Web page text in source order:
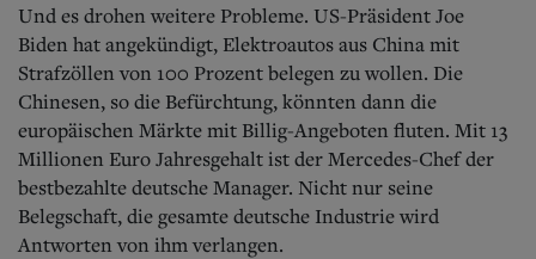
Und es drohen weitere Probleme. US-Präsident Joe
Biden hat angekündigt, Elektroautos aus China mit
Strafzöllen von 100 Prozent belegen zu wollen. Die
Chinesen, so die Befürchtung, könnten dann die
europäischen Märkte mit Billig-Angeboten fluten. Mit 13
Millionen Euro Jahresgehalt ist der Mercedes-Chef der
bestbezahlte deutsche Manager. Nicht nur seine
Belegschaft, die gesamte deutsche Industrie wird
Antworten von ihm verlangen.